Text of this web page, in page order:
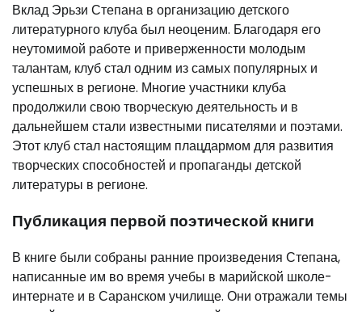
Вклад Эрьзи Степана в организацию детского
литературного клуба был неоценим. Благодаря его
неутомимой работе и приверженности молодым
талантам, клуб стал одним из самых популярных и
успешных в регионе. Многие участники клуба
продолжили свою творческую деятельность и в
дальнейшем стали известными писателями и поэтами.
Этот клуб стал настоящим плацдармом для развития
творческих способностей и пропаганды детской
литературы в регионе.
Публикация первой поэтической книги
В книге были собраны ранние произведения Степана,
написанные им во время учебы в марийской школе-
интернате и в Саранском училище. Они отражали темы